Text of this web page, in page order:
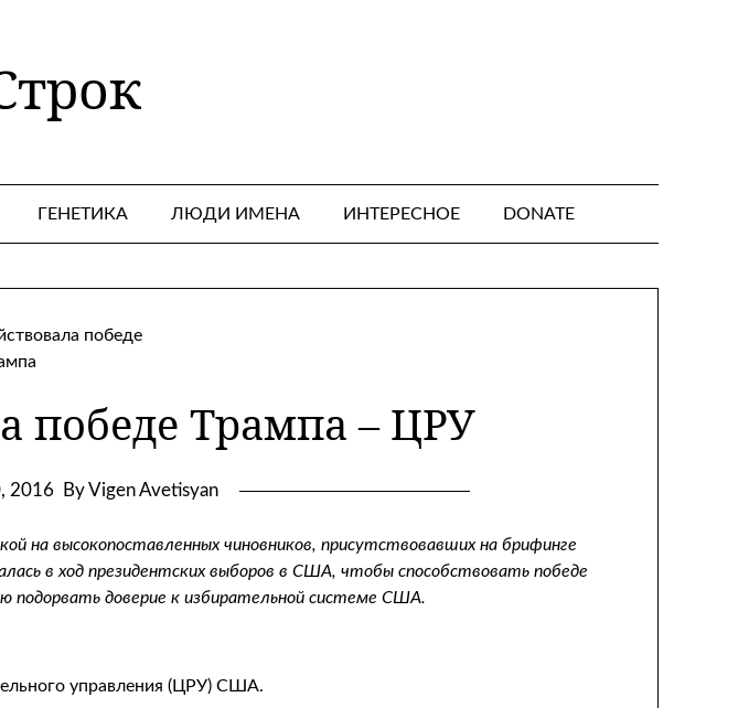
ГЕНЕТИКА ЛЮДИ ИМЕНА ИНТЕРЕСНОЕ DONATE
победе Трампа – ЦРУ
2016 By Vigen Avetisyan
на высокопоставленных чиновников, присутствовавших на брифинге
в ход президентских выборов в США, чтобы способствовать победе
подорвать доверие к избирательной системе США.
управления (ЦРУ) США.